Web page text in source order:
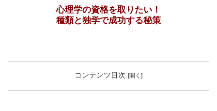
心理学の資格を取りたい！
種類と独学で成功する秘策
コンテンツ目次